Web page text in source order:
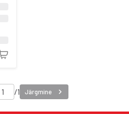
/1 Järgmine